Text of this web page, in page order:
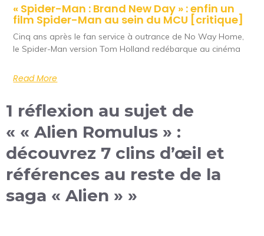
« Spider-Man : Brand New Day » : enfin un
film Spider-Man au sein du MCU [critique]
Cinq ans après le fan service à outrance de No Way Home,
le Spider-Man version Tom Holland redébarque au cinéma
Read More
1 réflexion au sujet de
« « Alien Romulus » :
découvrez 7 clins d’œil et
références au reste de la
saga « Alien » »